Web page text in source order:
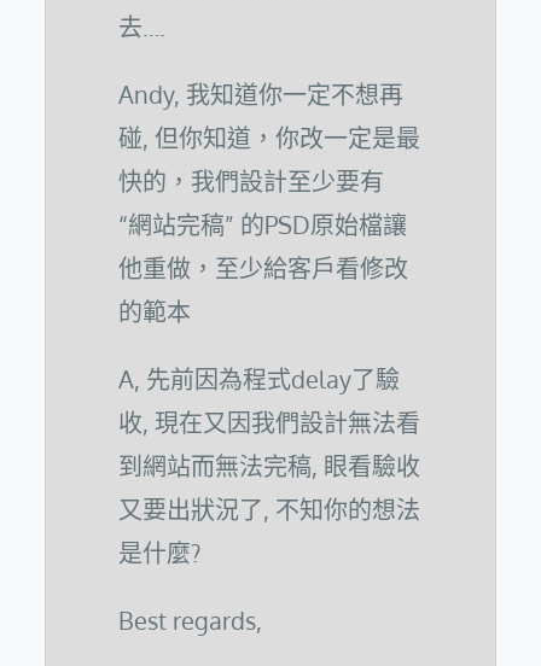
去….
Andy, 我知道你一定不想再
碰, 但你知道，你改一定是最
快的，我們設計至少要有
“網站完稿” 的PSD原始檔讓
他重做，至少給客戶看修改
的範本
A, 先前因為程式delay了驗
收, 現在又因我們設計無法看
到網站而無法完稿, 眼看驗收
又要出狀況了, 不知你的想法
是什麼?
Best regards,